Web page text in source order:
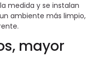
medida y se instalan
ambiente más limpio,
mayor